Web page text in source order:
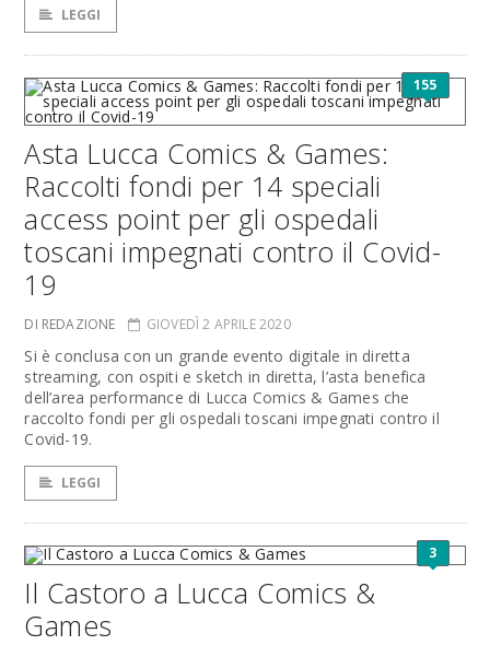
LEGGI
155
Asta Lucca Comics & Games:
Raccolti fondi per 14 speciali
access point per gli ospedali
toscani impegnati contro il Covid-
19
DI REDAZIONE GIOVEDÌ 2 APRILE 2020
Si è conclusa con un grande evento digitale in diretta
streaming, con ospiti e sketch in diretta, l’asta benefica
dell’area performance di Lucca Comics & Games che
raccolto fondi per gli ospedali toscani impegnati contro il
Covid-19.
LEGGI
3
Il Castoro a Lucca Comics &
Games